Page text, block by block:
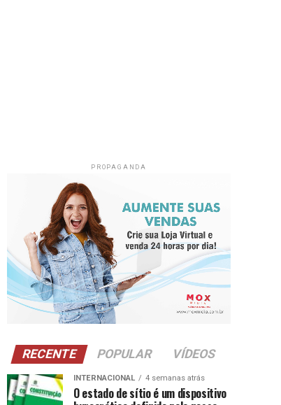
PROPAGANDA
RECENTE POPULAR VÍDEOS
INTERNACIONAL 4 semanas atrás
O estado de sítio é um dispositivo